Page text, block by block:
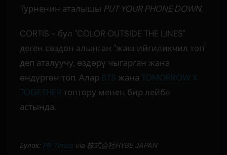
Турненин аталышы PUT YOUR PHONE DOWN.
CORTIS - бул "COLOR OUTSIDE THE LINES"
деген сөздөн алынган "жаш ийгиликчил топ"
деп аталуучу, өздөрү чыгарган жана
өндүргөн топ. Алар BTS жана TOMORROW X
TOGETHER топтору менен бир лейбл
астында.
Булак: PR Timesvia 株式会社HYBE JAPAN